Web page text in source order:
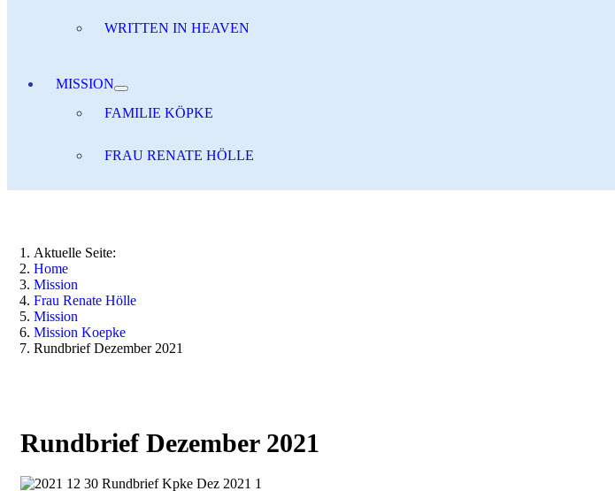
WRITTEN IN HEAVEN
MISSION
FAMILIE KÖPKE
FRAU RENATE HÖLLE
Aktuelle Seite:
Home
Mission
Frau Renate Hölle
Mission
Mission Koepke
Rundbrief Dezember 2021
Rundbrief Dezember 2021